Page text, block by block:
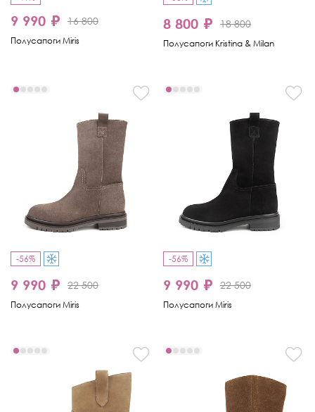
9 990 ₽ 16 800
Полусапоги Miris
8 800 ₽ 18 800
Полусапоги Kristina & Milan
-56%
9 990 ₽ 22 500
Полусапоги Miris
-56%
9 990 ₽ 22 500
Полусапоги Miris